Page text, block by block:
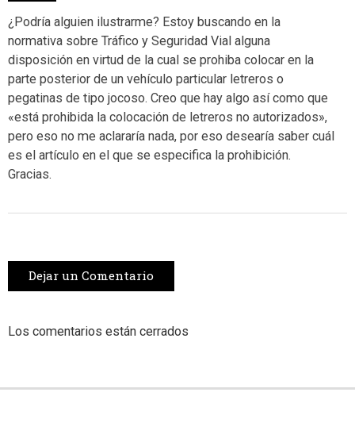
¿Podría alguien ilustrarme? Estoy buscando en la
normativa sobre Tráfico y Seguridad Vial alguna
disposición en virtud de la cual se prohiba colocar en la
parte posterior de un vehículo particular letreros o
pegatinas de tipo jocoso. Creo que hay algo así como que
«está prohibida la colocación de letreros no autorizados»,
pero eso no me aclararía nada, por eso desearía saber cuál
es el artículo en el que se especifica la prohibición.
Gracias.
Dejar un Comentario
Los comentarios están cerrados